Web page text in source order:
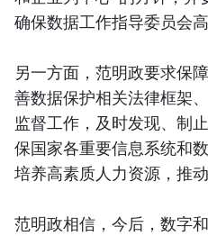
确保数据工作指导委员会高
另一方面，范明政要求保
善数据保护相关法律框架
监督工作，及时发现、制
保国家各重要信息系统和
培养高素质人力资源，推
范明政相信，今后，数字